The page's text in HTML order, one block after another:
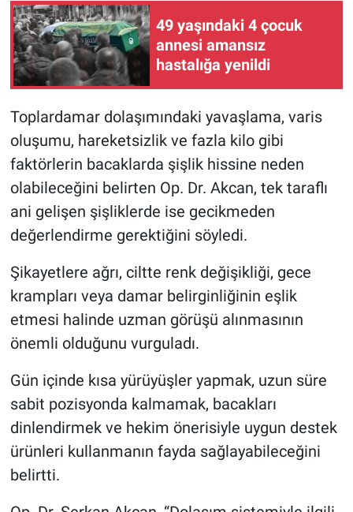
49 yaşındaki 4 çocuk
annesi amansız
hastalığa yenildi
Toplardamar dolaşımındaki yavaşlama, varis
oluşumu, hareketsizlik ve fazla kilo gibi
faktörlerin bacaklarda şişlik hissine neden
olabileceğini belirten Op. Dr. Akcan, tek taraflı
ani gelişen şişliklerde ise gecikmeden
değerlendirme gerektiğini söyledi.
Şikayetlere ağrı, ciltte renk değişikliği, gece
krampları veya damar belirginliğinin eşlik
etmesi halinde uzman görüşü alınmasının
önemli olduğunu vurguladı.
Gün içinde kısa yürüyüşler yapmak, uzun süre
sabit pozisyonda kalmamak, bacakları
dinlendirmek ve hekim önerisiyle uygun destek
ürünleri kullanmanın fayda sağlayabileceğini
belirtti.